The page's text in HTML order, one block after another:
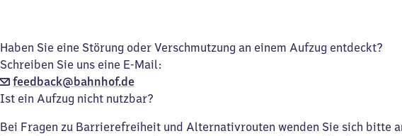
Haben Sie eine Störung oder Verschmutzung an einem Aufzug entdeckt?
Schreiben Sie uns eine E-Mail:
feedback@bahnhof.de
Ist ein Aufzug nicht nutzbar?
Bei Fragen zu Barrierefreiheit und Alternativrouten wenden Sie sich bitte